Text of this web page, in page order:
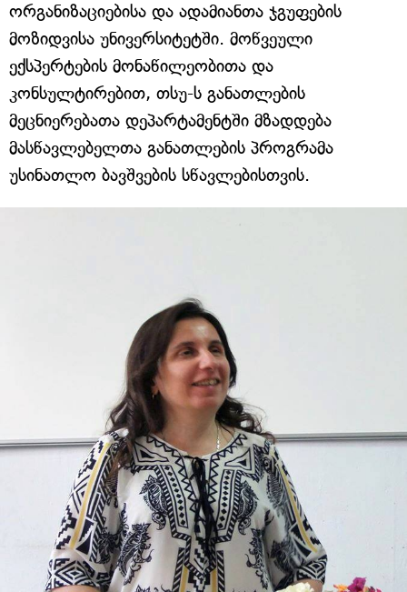
ორგანიზაციებისა და ადამიანთა ჯგუფების
მოზიდვისა უნივერსიტეტში. მოწვეული
ექსპერტების მონაწილეობითა და
კონსულტირებით, თსუ-ს განათლების
მეცნიერებათა დეპარტამენტში მზადდება
მასწავლებელთა განათლების პროგრამა
უსინათლო ბავშვების სწავლებისთვის.